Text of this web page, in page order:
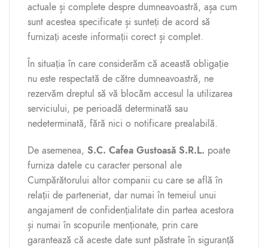
actuale și complete despre dumneavoastră, așa cum
sunt acestea specificate și sunteți de acord să
furnizați aceste informații corect și complet.
În situația în care considerăm că această obligație
nu este respectată de către dumneavoastră, ne
rezervăm dreptul să vă blocăm accesul la utilizarea
serviciului, pe perioadă determinată sau
nedeterminată, fără nici o notificare prealabilă.
De asemenea, S.C. Cafea Gustoasă S.R.L. poate
furniza datele cu caracter personal ale
Cumpărătorului altor companii cu care se află în
relații de parteneriat, dar numai în temeiul unui
angajament de confidențialitate din partea acestora
și numai în scopurile menționate, prin care
garantează că aceste date sunt păstrate în siguranță